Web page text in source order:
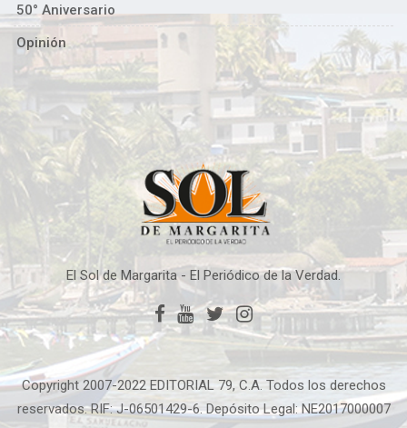
50° Aniversario
Opinión
El Sol de Margarita - El Periódico de la Verdad.
Copyright 2007-2022 EDITORIAL 79, C.A. Todos los derechos
reservados. RIF: J-06501429-6. Depósito Legal: NE2017000007